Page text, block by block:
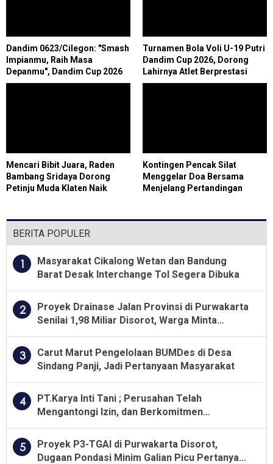
Dandim 0623/Cilegon: "Smash
Impianmu, Raih Masa
Depanmu", Dandim Cup 2026
Siapkan Generasi Emas Voli
Turnamen Bola Voli U-19 Putri
Dandim Cup 2026, Dorong
Lahirnya Atlet Berprestasi
Mencari Bibit Juara, Raden
Bambang Sridaya Dorong
Petinju Muda Klaten Naik
Kontingen Pencak Silat
Menggelar Doa Bersama
Menjelang Pertandingan
BERITA POPULER
1
Masyarakat Cikalong Wetan dan Bandung
Barat Desak Interchange Tol Segera Dibuka
2
Proyek Drainase Jalan Provinsi di Purwakarta
Senilai 1,98 Miliar Disorot, Warga Minta
3
Carut Marut Pengelolaan BUMDes di Desa
Sindang Panji, Jadi Pertanyaan Masyarakat
4
PT.Karya Inti Tani ; Perusahan Telah
Mengantongi Izin, dan Berkomitmen
5
Proyek P3-TGAI di Purwakarta Disorot,
Dugaan Pondasi Minim Galian Picu Pertanyaan